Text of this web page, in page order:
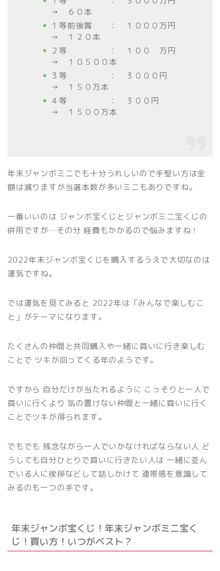
→ ６０本
１等前後賞 ： １０００万円
→ １２０本
２等 ： １００ 万円
→ １０５００本
３等 ：
３０００円
→ １５０万本
４等 ： ３００円
→ １５００万本
年末ジャンボミニでも十分うれしいので手堅い方は金
額は減りますが当選本数が多いミニもありですね。
一番いいのは ジャンボ宝くじとジャンボミニ宝くじの
併用ですが…その分 経費もかかるので悩みますね！
2022年末ジャンボ宝くじを購入するうえで大切なのは
運気ですね。
では運気を見てみると 2022年は「みんなで楽しむこ
と」がテーマになります。
たくさんの仲間と共同購入や一緒に買いに行き楽しむ
ことで ツキが回ってくる年のようです。
ですから 自分だけが当たれるように こっそりと一人で
買いに行くより 気の置けない仲間と一緒に買いに行く
ことでツキが得られます。
でもでも 残念ながら一人でいかなければならない人 ど
うしても自分ひとりで買いに行きたい人は 一緒に並ん
でいる人に挨拶などして話しかけて 連帯感を意識して
みるのも一つの手です。
年末ジャンボ宝くじ！年末ジャンボミニ宝く
じ！買い方！いつがベスト？